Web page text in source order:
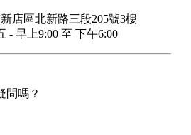
店區北新路三段205號3樓
- 早上9:00 至 下午6:00
問嗎？